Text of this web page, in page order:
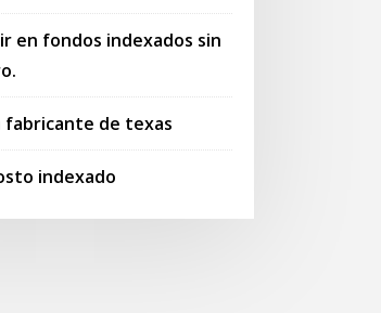
en fondos indexados sin
fabricante de texas
indexado